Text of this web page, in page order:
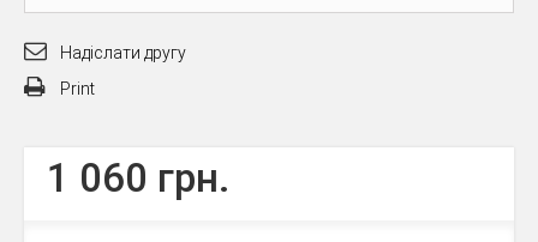
Надіслати другу
Print
1 060 грн.